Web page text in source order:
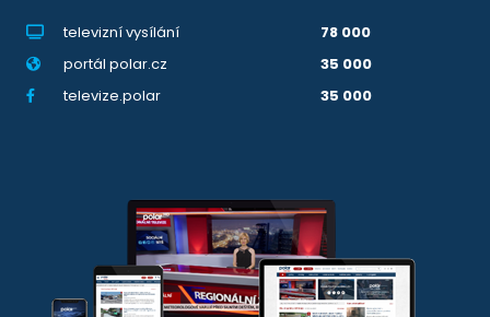
televizní vysílání
78 000
portál polar.cz
35 000
televize.polar
35 000